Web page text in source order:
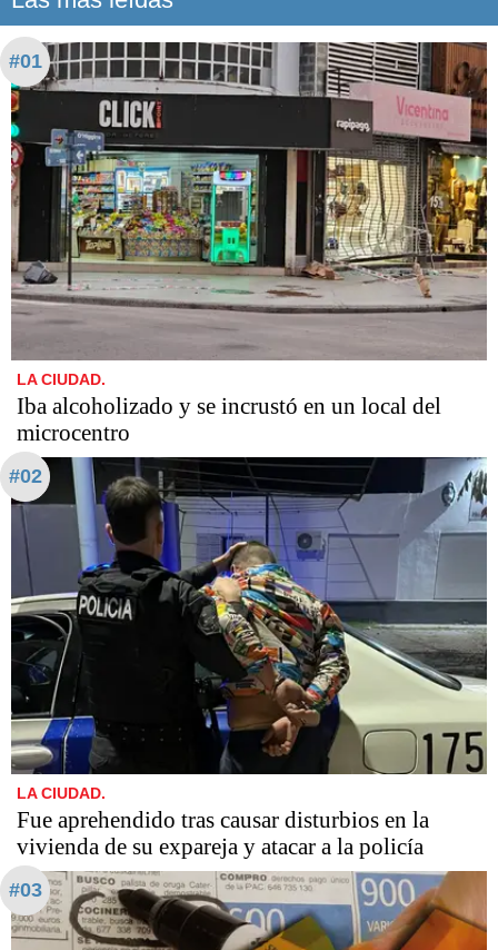
#01
LA CIUDAD.
Iba alcoholizado y se incrustó en un local del
microcentro
#02
LA CIUDAD.
Fue aprehendido tras causar disturbios en la
vivienda de su expareja y atacar a la policía
#03